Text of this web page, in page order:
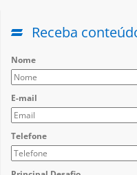
Receba
Nome
E-mail
Telefone